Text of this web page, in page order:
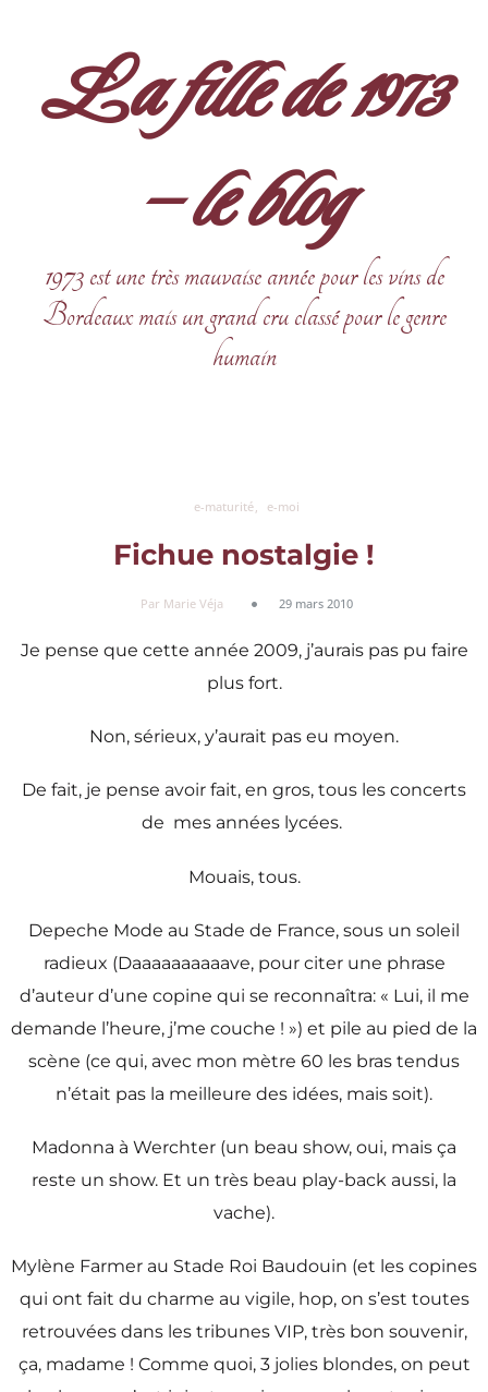
La fille de 1973
– le blog
1973 est une très mauvaise année pour les vins de
Bordeaux mais un grand cru classé pour le genre
humain
e-maturité e-moi
Fichue nostalgie !
Par Marie Véja 29 mars 2010
Je pense que cette année 2009, j’aurais pas pu faire
plus fort.
Non, sérieux, y’aurait pas eu moyen.
De fait, je pense avoir fait, en gros, tous les concerts
de mes années lycées.
Mouais, tous.
Depeche Mode au Stade de France, sous un soleil
radieux (Daaaaaaaaaave, pour citer une phrase
d’auteur d’une copine qui se reconnaîtra: « Lui, il me
demande l’heure, j’me couche ! ») et pile au pied de la
scène (ce qui, avec mon mètre 60 les bras tendus
n’était pas la meilleure des idées, mais soit).
Madonna à Werchter (un beau show, oui, mais ça
reste un show. Et un très beau play-back aussi, la
vache).
Mylène Farmer au Stade Roi Baudouin (et les copines
qui ont fait du charme au vigile, hop, on s’est toutes
retrouvées dans les tribunes VIP, très bon souvenir,
ça, madame ! Comme quoi, 3 jolies blondes, on peut